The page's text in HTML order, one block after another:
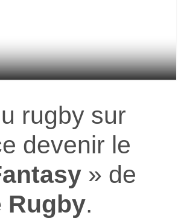
rugby sur
devenir le
» de
Rugby.